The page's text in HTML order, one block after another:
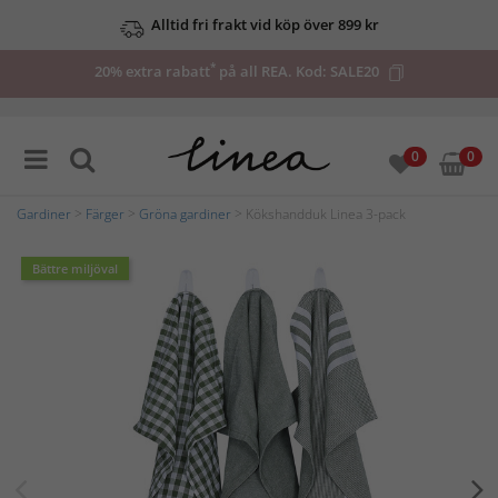
Alltid fri frakt vid köp över 899 kr
20% extra rabatt*på all REA. Kod: SALE20
0 0
Gardiner Färger Gröna gardiner > Kökshandduk Linea 3-pack
Bättre miljöval